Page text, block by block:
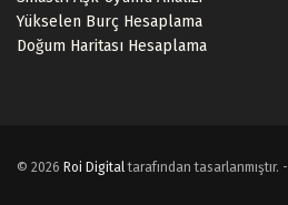
Yükselen Burç Hesaplama
Doğum Haritası Hesaplama
© 2026 Roi Digitaltarafından tasarlanmıştır. -